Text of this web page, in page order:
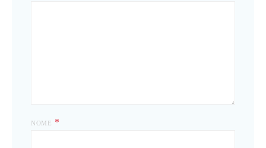
NOME *